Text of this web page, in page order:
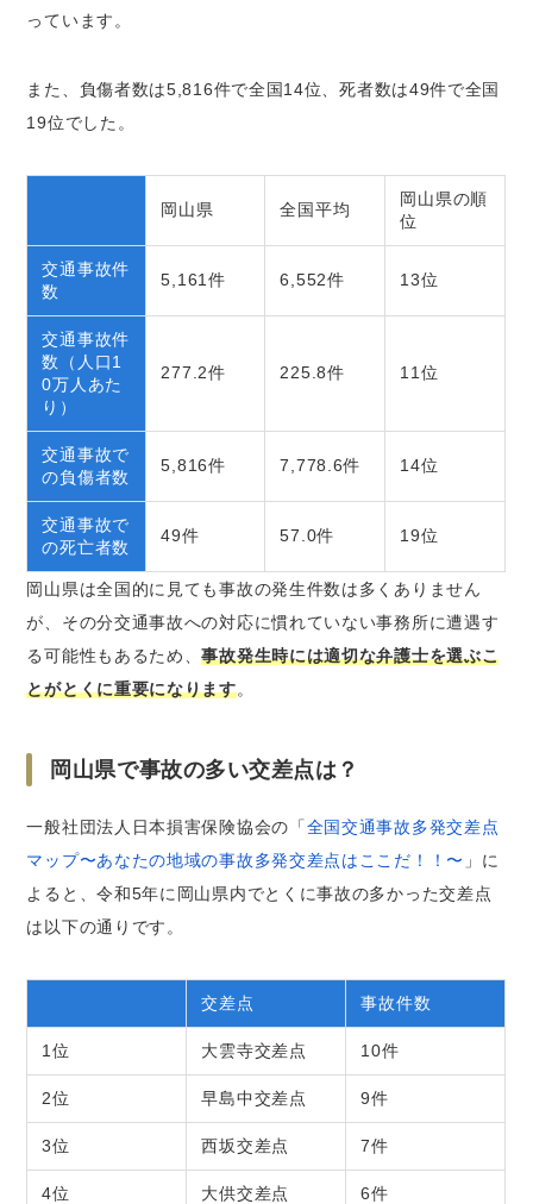
っています。
また、負傷者数は5,816件で全国14位、死者数は49件で全国
19位でした。
岡山県 全国平均
岡山県の順
位
交通事故件
数
5,161件 6,552件 13位
交通事故件
数（人口1
0万人あた
り）
277.2件 225.8件 11位
交通事故で
の負傷者数
5,816件 7,778.6件 14位
交通事故で
の死亡者数
49件 57.0件 19位
岡山県は全国的に見ても事故の発生件数は多くありません
が、その分交通事故への対応に慣れていない事務所に遭遇す
る可能性もあるため、事故発生時には適切な弁護士を選ぶこ
とがとくに重要になります。
岡山県で事故の多い交差点は？
一般社団法人日本損害保険協会の「全国交通事故多発交差点
マップ〜あなたの地域の事故多発交差点はここだ！！〜 」に
よると、令和5年に岡山県内でとくに事故の多かった交差点
は以下の通りです。
交差点 事故件数
1位 大雲寺交差点 10件
2位 早島中交差点 9件
3位 西坂交差点 7件
4位 大供交差点 6件